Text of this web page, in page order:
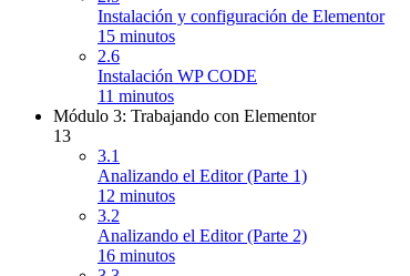
Instalación y configuración de Elementor
15 minutos
2.6
Instalación WP CODE
11 minutos
Módulo 3: Trabajando con Elementor
13
3.1
Analizando el Editor (Parte 1)
12 minutos
3.2
Analizando el Editor (Parte 2)
16 minutos